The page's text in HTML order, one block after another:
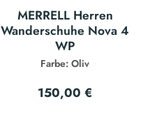
MERRELL Herren
Wanderschuhe Nova 4
WP
Farbe: Oliv
150,00 €